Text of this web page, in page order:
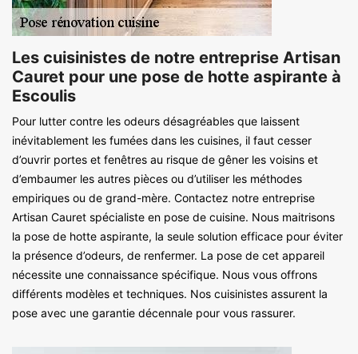
Les cuisinistes de notre entreprise Artisan
Cauret pour une pose de hotte aspirante à
Escoulis
Pour lutter contre les odeurs désagréables que laissent
inévitablement les fumées dans les cuisines, il faut cesser
d’ouvrir portes et fenêtres au risque de gêner les voisins et
d’embaumer les autres pièces ou d’utiliser les méthodes
empiriques ou de grand-mère. Contactez notre entreprise
Artisan Cauret spécialiste en pose de cuisine. Nous maitrisons
la pose de hotte aspirante, la seule solution efficace pour éviter
la présence d’odeurs, de renfermer. La pose de cet appareil
nécessite une connaissance spécifique. Nous vous offrons
différents modèles et techniques. Nos cuisinistes assurent la
pose avec une garantie décennale pour vous rassurer.